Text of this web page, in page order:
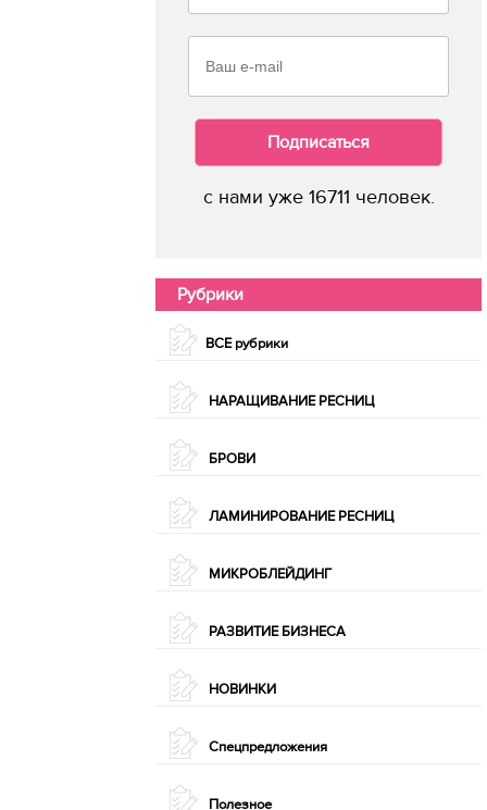
Подписаться
с нами уже 16711 человек.
Рубрики
ВСЕ рубрики
НАРАЩИВАНИЕ РЕСНИЦ
БРОВИ
ЛАМИНИРОВАНИЕ РЕСНИЦ
МИКРОБЛЕЙДИНГ
РАЗВИТИЕ БИЗНЕСА
НОВИНКИ
Спецпредложения
Полезное